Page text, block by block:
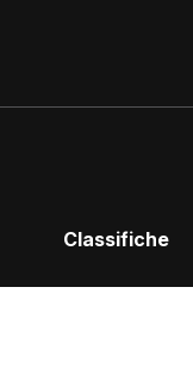
Classifiche